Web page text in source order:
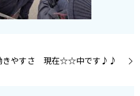
きやすさ 現在☆☆中です♪♪